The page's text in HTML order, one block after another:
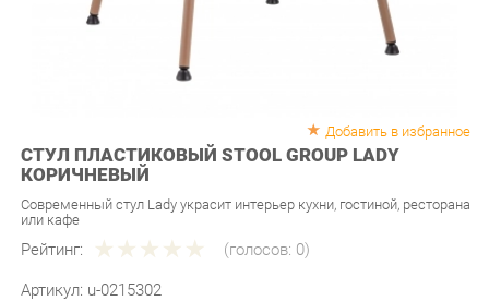
СТУЛ ПЛАСТИКОВЫЙ STOOL GROUP LADY
Современный стул Lady украсит интерьер кухни, гостиной, ресторана
или кафе
Рейтинг: (голосов:0)
Артикул: u-0215302